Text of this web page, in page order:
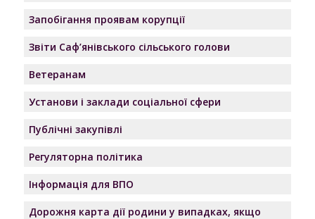
Запобігання проявам корупції
Звіти Саф’янівського сільського голови
Ветеранам
Установи і заклади соціальної сфери
Публічні закупівлі
Регуляторна політика
Інформація для ВПО
Дорожня карта дії родини у випадках, якщо